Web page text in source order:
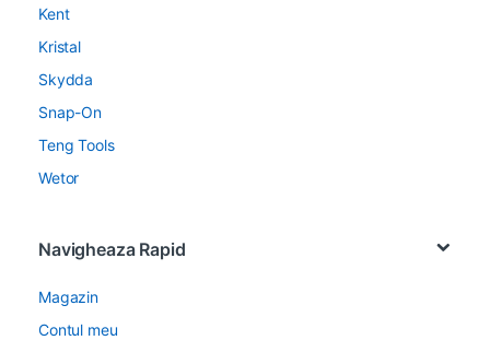
Kent
Kristal
Skydda
Snap-On
Teng Tools
Wetor
Navigheaza Rapid
Magazin
Contul meu